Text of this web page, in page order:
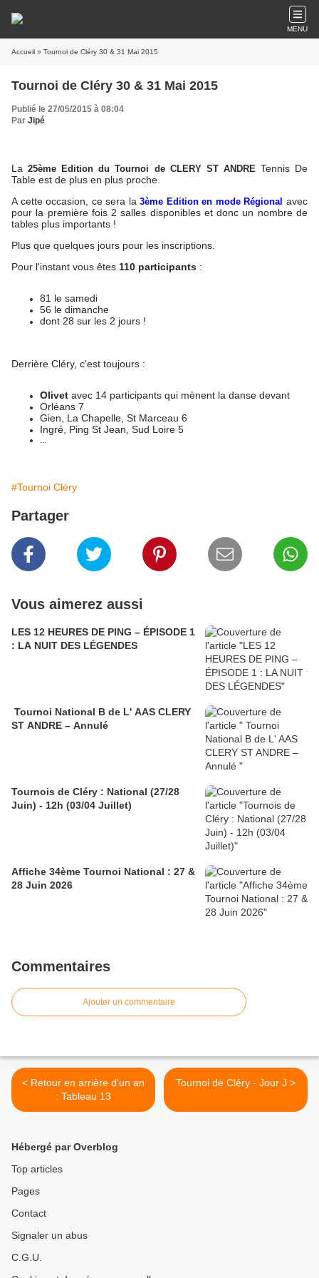
MENU
Accueil » Tournoi de Cléry 30 & 31 Mai 2015
Tournoi de Cléry 30 & 31 Mai 2015
Publié le 27/05/2015 à 08:04
Par Jipé
La25ème Edition du Tournoi de CLERY ST ANDRE Tennis De
Table est de plus en plus proche.
A cette occasion, ce sera la3ème Edition en mode Régional avec
pour la première fois 2 salles disponibles et donc un nombre de
tables plus importants !
Plus que quelques jours pour les inscriptions.
Pour l'instant vous êtes 110 participants :
81 le samedi
56 le dimanche
dont 28 sur les 2 jours !
Derrière Cléry, c'est toujours :
Olivet avec 14 participants qui mènent la danse devant
Orléans 7
Gien, La Chapelle, St Marceau 6
Ingré, Ping St Jean, Sud Loire 5
...
#Tournoi Cléry
Partager
Vous aimerez aussi
LES 12 HEURES DE PING – ÉPISODE 1
: LA NUIT DES LÉGENDES
Tournoi National B de L' AAS CLERY
ST ANDRE – Annulé
Tournois de Cléry : National (27/28
Juin) - 12h (03/04 Juillet)
Affiche 34ème Tournoi National : 27 &
28 Juin 2026
Commentaires
Ajouter un commentaire
< Retour en arrière d'un an
: Tableau 13
Tournoi de Cléry - Jour J >
Hébergé par Overblog
Top articles
Pages
Contact
Signaler un abus
C.G.U.